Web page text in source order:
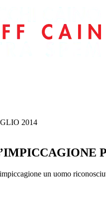
2014
un uomo